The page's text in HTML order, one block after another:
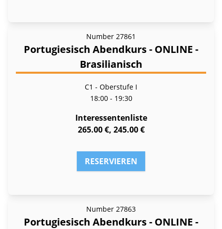
Number 27861
Portugiesisch Abendkurs - ONLINE -
Brasilianisch
C1 - Oberstufe I
18:00 - 19:30
Interessentenliste
265.00 €, 245.00 €
RESERVIEREN
Number 27863
Portugiesisch Abendkurs - ONLINE -